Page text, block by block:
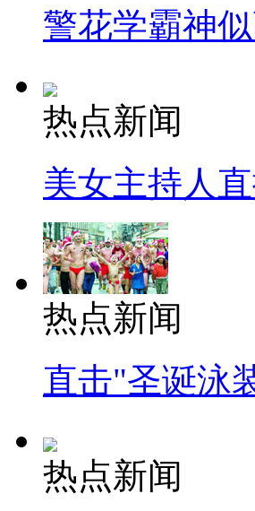
警花学霸神
热点新闻
美女主持人
热点新闻
直击"圣诞泳
热点新闻